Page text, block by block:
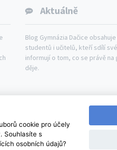
Aktuálně
Blog Gymnázia Dačice
studentů i učitelů, kteří sdílí
informují o tom, co se právě na
děje.
All rights reserved.
| created bywebdilna | com
cookie pro účely
Souhlasíte s
osobních údajů?